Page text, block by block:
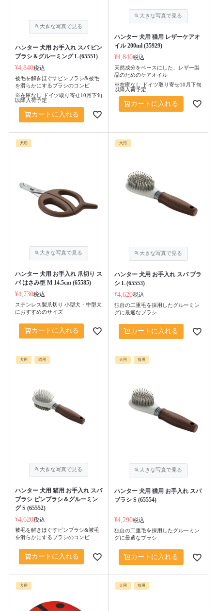
ハンター 犬用 お手入れ スパ ピン
ブラシ＆グルーミング L (65551)
¥4,840税込
被毛を解きほぐすピンブラシ&被毛
を滑らかにするブラシのコンビ
※在庫なし ドイツ取り寄せ10月下旬
以降入荷予定
カートに入れる
ハンター 犬用 猫用 レザーケアオ
イル 200ml (35929)
¥4,840税込
天然成分をベースにした、レザー製
品のためのケアオイル
※在庫なし ドイツ取り寄せ10月下旬
以降入荷予定
カートに入れる
犬用
ハンター 犬用 お手入れ 爪切り ス
パ はさみ型 M 14.5cm (65585)
¥4,730税込
ステンレス製爪切り 小型犬・中型犬
におすすめのサイズ
カートに入れる
犬用
ハンター 犬用 お手入れ スパ ブラ
シ L (65553)
¥4,620税込
独自の二重毛を採用したグルーミン
グに最適なブラシ
カートに入れる
犬用 猫用
ハンター 犬用 猫用 お手入れ スパ
ブラシ ピンブラシ＆グルーミン
グ S (65552)
¥4,620税込
被毛を解きほぐすピンブラシ&被毛
を滑らかにするブラシのコンビ
カートに入れる
犬用 猫用
ハンター 犬用 猫用 お手入れ スパ
ブラシ S (65554)
¥4,290税込
独自の二重毛を採用したグルーミン
グに最適なブラシ
カートに入れる
犬用 犬用 猫用